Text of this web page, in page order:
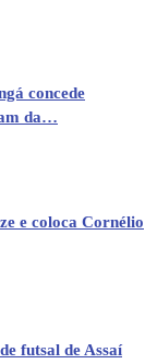
concede
da…
e coloca Cornélio
futsal de Assaí